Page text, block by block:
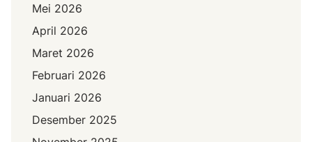
Mei 2026
April 2026
Maret 2026
Februari 2026
Januari 2026
Desember 2025